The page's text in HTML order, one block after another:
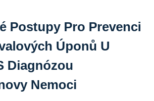
Postupy Pro Prevenci
Úponů U
Diagnózou
Nemoci